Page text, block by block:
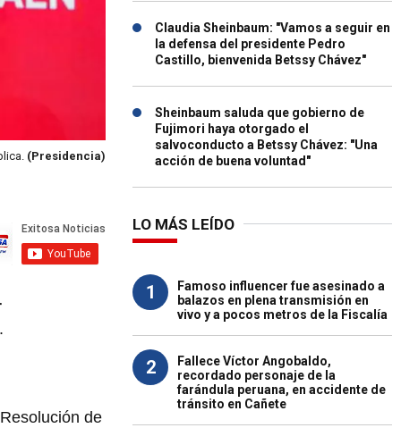
(Presidencia)
de
Claudia Sheinbaum: "Vamos a seguir en
la defensa del presidente Pedro
Castillo, bienvenida Betssy Chávez"
Sheinbaum saluda que gobierno de
Fujimori haya otorgado el
salvoconducto a Betssy Chávez: "Una
acción de buena voluntad"
LO MÁS LEÍDO
1
Famoso influencer fue asesinado a
balazos en plena transmisión en
vivo y a pocos metros de la Fiscalía
2
Fallece Víctor Angobaldo,
recordado personaje de la
farándula peruana, en accidente de
tránsito en Cañete